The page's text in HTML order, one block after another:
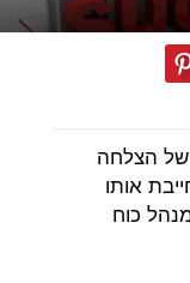
של הצלחה
בשנת 2026, מחייבת אותו
כוח